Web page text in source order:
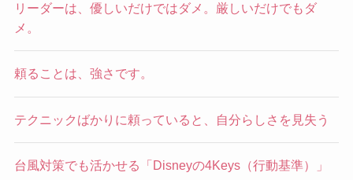
リーダーは、優しいだけではダメ。厳しいだけでもダ
メ。
頼ることは、強さです。
テクニックばかりに頼っていると、自分らしさを見失う
台風対策でも活かせる「Disneyの4Keys（行動基準）」